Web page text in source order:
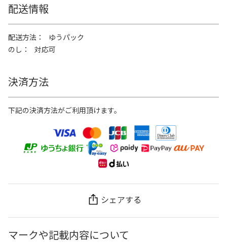
配送情報
配送方法
ゆうパック
のし
対応可
決済方法
下記の決済方法がご利用頂けます。
シェアする
マークや記載内容について